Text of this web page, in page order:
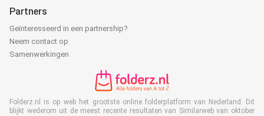
Partners
Geïnteresseerd in een partnership?
Neem contact op
Samenwerkingen
Folderz.nl is op web het grootste online folderplatform van Nederland. Dit
blijkt wederom uit de meest recente resultaten van Similarweb van oktober